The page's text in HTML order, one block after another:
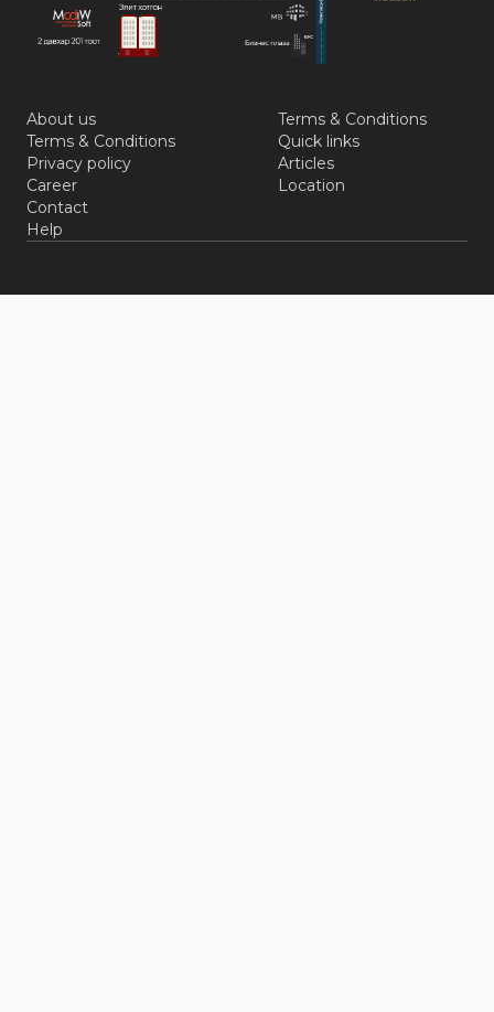
About us
Terms & Conditions
Privacy policy
Career
Contact
Help
Terms & Conditions
Quick links
Articles
Location